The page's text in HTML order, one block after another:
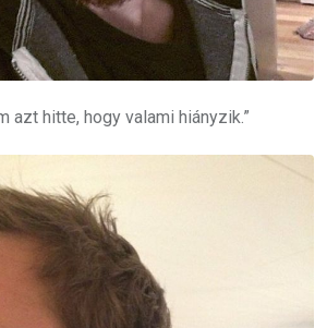
azt hitte, hogy valami hiányzik.”